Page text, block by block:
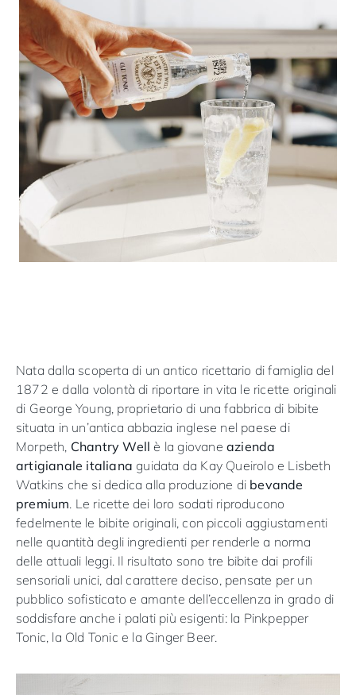
Nata dalla scoperta di un antico ricettario di famiglia del
1872 e dalla volontà di riportare in vita le ricette originali
di George Young, proprietario di una fabbrica di bibite
situata in un’antica abbazia inglese nel paese di
Morpeth, Chantry Well è la giovaneazienda
artigianale italiana guidata da Kay Queirolo e Lisbeth
Watkins che si dedica alla produzione di bevande
premium. Le ricette dei loro sodati riproducono
fedelmente le bibite originali, con piccoli aggiustamenti
nelle quantità degli ingredienti per renderle a norma
delle attuali leggi. Il risultato sono tre bibite dai profili
sensoriali unici, dal carattere deciso, pensate per un
pubblico sofisticato e amante dell’eccellenza in grado di
soddisfare anche i palati più esigenti: la Pinkpepper
Tonic, la Old Tonic e la Ginger Beer.